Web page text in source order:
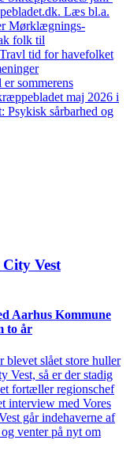
Læs bl.a.
Mørklægnings-
folk til
tid for havefolket
sommerens
maj 2026 i
Psykisk sårbarhed og
Vest
Aarhus Kommune
to år
blevet slået store huller
Vest, så er der stadig
fortæller regionschef
interview med Vores
går indehaverne af
venter på nyt om